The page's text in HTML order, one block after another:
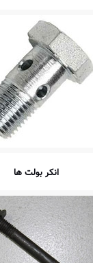
انكر بولت ها